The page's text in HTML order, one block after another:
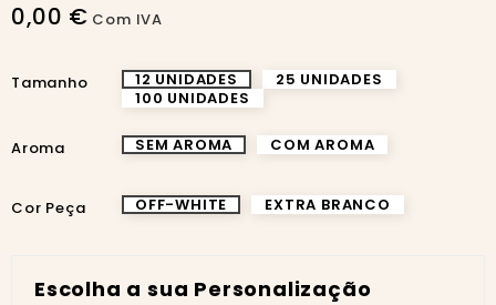
0,00 € Com IVA
Tamanho 12 UNIDADES
25 UNIDADES
100 UNIDADES
Aroma SEM AROMA COM AROMA
Cor Peça OFF-WHITE EXTRA BRANCO
Escolha a sua Personalização